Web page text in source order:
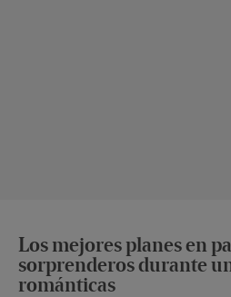
Los mejores planes en
sorprenderos durante
románticas